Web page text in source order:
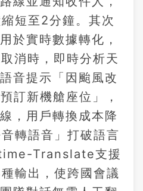
短至2分鐘。其次
於實時數據轉化，
消時，即時分析天
音提示「因颱風改
訂新機艙座位」，
，用戶轉換成本降
轉語音」打破語言
Translate支援
輸出，使跨國會議